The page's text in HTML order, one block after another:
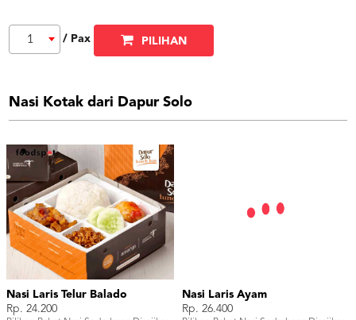
1 / Pax PILIHAN
Nasi Kotak dari Dapur Solo
Nasi Laris Telur Balado
Rp. 24.200
Nasi Laris Ayam
Rp. 26.400